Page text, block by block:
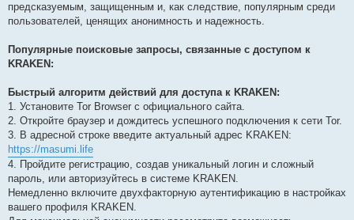
предсказуемым, защищенным и, как следствие, популярным среди
пользователей, ценящих анонимность и надежность.
Популярные поисковые запросы, связанные с доступом к
KRAKEN:
Быстрый алгоритм действий для доступа к KRAKEN:
1. Установите Tor Browser с официального сайта.
2. Откройте браузер и дождитесь успешного подключения к сети Tor.
3. В адресной строке введите актуальный адрес KRAKEN:
https://masumi.life
4. Пройдите регистрацию, создав уникальный логин и сложный
пароль, или авторизуйтесь в системе KRAKEN.
Немедленно включите двухфакторную аутентификацию в настройках
вашего профиля KRAKEN.